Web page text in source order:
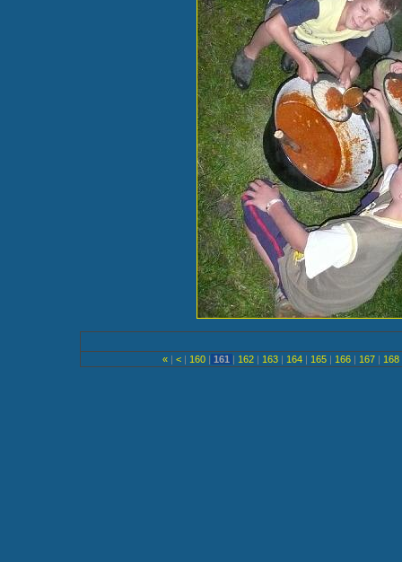
« | < | 160 | 161 | 162 | 163 | 164 | 165 | 166 | 167 | 168